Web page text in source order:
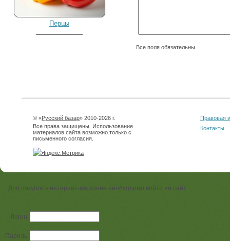
Перцы
Все поля обязательны.
© «Русский базар» 2010-2026 г.
Все права защищены. Использование
материалов сайта возможно только с
письменного согласия.
Правовая
Контакты
Для покупок в интернет-магазине необходимо войти на сайт.
Логин:
Пароль: